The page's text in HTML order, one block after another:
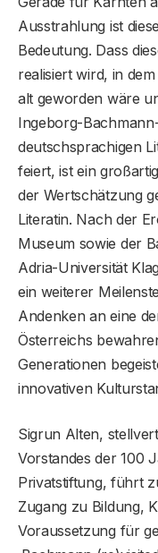
Ausstrahlung ist
Bedeutung. Dass
realisiert wird, in
alt geworden wäre
Ingeborg-
deutschsprachigen
feiert, ist ein
der Wertschätzung
Literatin. Nach der
Museum sowie der
Adria-Universität
ein weiterer
Andenken an eine
Österreichs
Generationen
innovativen
Sigrun Alten,
Vorstandes der 100
Privatstiftung, führt
Zugang zu Bildung,
Voraussetzung für